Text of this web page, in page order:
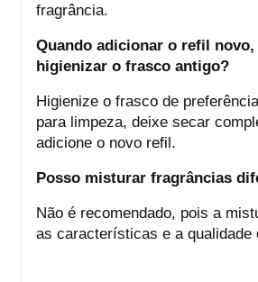
fragrância.
Quando adicionar o refil novo,
higienizar o frasco antigo?
Higienize o frasco de
para limpeza, deixe secar
adicione o novo refil.
Posso misturar fragrâncias
Não é recomendado, pois a
as características e a qualidade